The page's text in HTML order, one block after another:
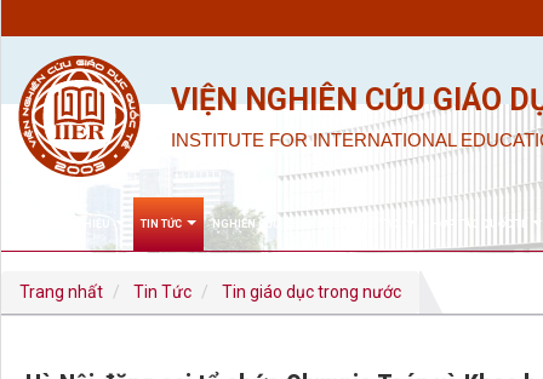
VIỆN NGHIÊN CỨU GIÁO
INSTITUTE FOR INTERNATIONAL
TIN TỨC NGHIÊN CỨU KHOA HỌC & ĐÀO TẠO HỢP TÁC QUỐC TẾ
Trang nhất Tin Tức Tin giáo dục trong nước